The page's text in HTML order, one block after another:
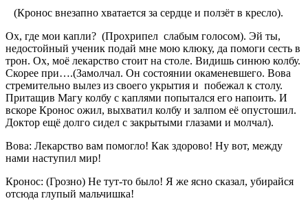
(Кронос внезапно хватается за сердце и ползёт в кресло).
Ох, где мои капли? (Прохрипел слабым голосом). Эй ты,
недостойный ученик подай мне мою клюку, да помоги сесть в
трон. Ох, моё лекарство стоит на столе. Видишь синюю колбу.
Скорее при….(Замолчал. Он состоянии окаменевшего. Вова
стремительно вылез из своего укрытия и побежал к столу.
Притащив Магу колбу с каплями попытался его напоить. И
вскоре Кронос ожил, выхватил колбу и залпом её опустошил.
Доктор ещё долго сидел с закрытыми глазами и молчал).
Вова: Лекарство вам помогло! Как здорово! Ну вот, между
нами наступил мир!
Кронос: (Грозно) Не тут-то было! Я же ясно сказал, убирайся
отсюда глупый мальчишка!